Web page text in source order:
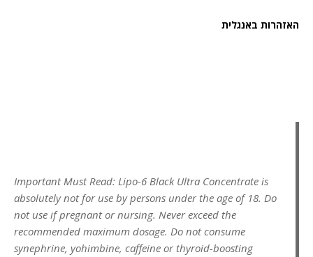
האזהרות באנגלית
Important Must Read: Lipo-6 Black Ultra Concentrate is
absolutely not for use by persons under the age of 18. Do
not use if pregnant or nursing. Never exceed the
recommended maximum dosage. Do not consume
synephrine, yohimbine, caffeine or thyroid-boosting